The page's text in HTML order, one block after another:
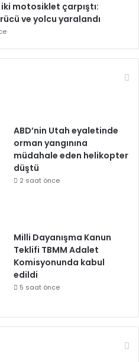
iki motosiklet çarpıştı:
ve yolcu yaralandı
ABD’nin Utah eyaletinde
orman yangınına
müdahale eden helikopter
düştü
2 saat önce
Milli Dayanışma Kanun
Teklifi TBMM Adalet
Komisyonunda kabul
edildi
5 saat önce